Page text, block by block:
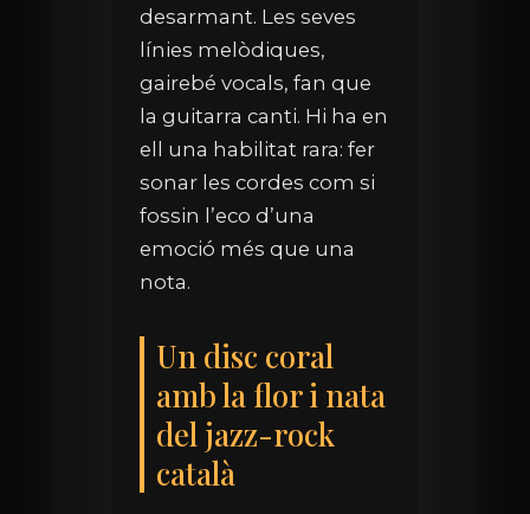
desarmant. Les seves
línies melòdiques,
gairebé vocals, fan que
la guitarra canti. Hi ha en
ell una habilitat rara: fer
sonar les cordes com si
fossin l’eco d’una
emoció més que una
nota.
Un disc coral
amb la flor i nata
del jazz-rock
català